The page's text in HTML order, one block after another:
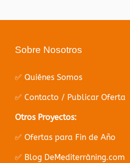
Sobre Nosotros
✅ Quiénes Somos
✅ Contacto / Publicar Oferta
Otros Proyectos:
✅ Ofertas para Fin de Año
✅ Blog DeMediterràning.com